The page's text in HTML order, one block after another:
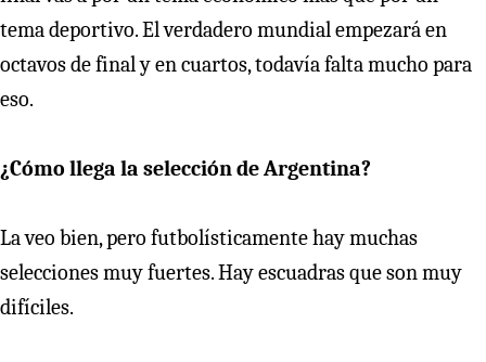
tema deportivo. El verdadero mundial empezará en
octavos de final y en cuartos, todavía falta mucho para
eso.
¿Cómo llega la selección de Argentina?
La veo bien, pero futbolísticamente hay muchas
selecciones muy fuertes. Hay escuadras que son muy
difíciles.